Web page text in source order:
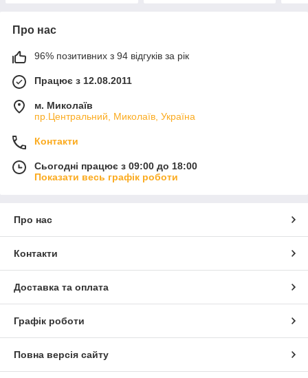
Про нас
96% позитивних з 94 відгуків за рік
Працює з 12.08.2011
м. Миколаїв
пр.Центральний, Миколаїв, Україна
Контакти
Сьогодні працює з 09:00 до 18:00
Показати весь графік роботи
Про нас
Контакти
Доставка та оплата
Графік роботи
Повна версія сайту